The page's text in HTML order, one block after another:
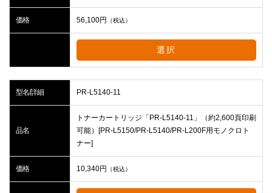
価格 56,100円 （税込）
選択
型名/詳細 PR-L5140-11
品名
トナーカートリッジ「PR-L5140-11」（約2,600頁印刷
可能）[PR-L5150/PR-L5140/PR-L200F用モノクロト
ナー]
価格 10,340円 （税込）